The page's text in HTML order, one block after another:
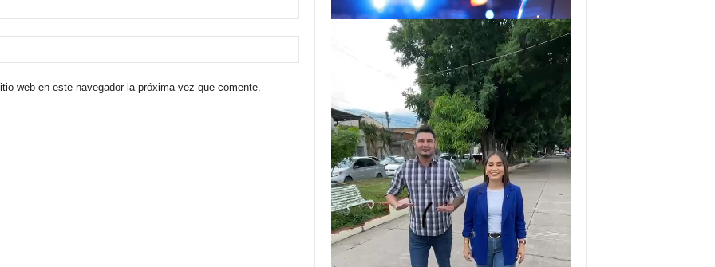
web en este navegador la próxima vez que comente.